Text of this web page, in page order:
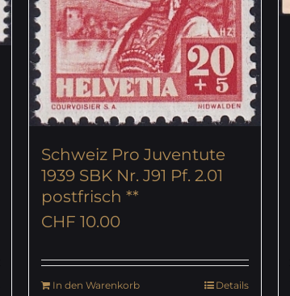
Schweiz Pro Juventute
1939 SBK Nr. J91 Pf. 2.01
postfrisch **
CHF 10.00
In den Warenkorb
Details